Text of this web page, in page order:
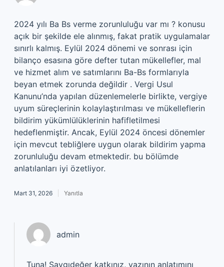
2024 yılı Ba Bs verme zorunluluğu var mı ? konusu
açık bir şekilde ele alınmış, fakat pratik uygulamalar
sınırlı kalmış. Eylül 2024 dönemi ve sonrası için
bilanço esasına göre defter tutan mükellefler, mal
ve hizmet alım ve satımlarını Ba-Bs formlarıyla
beyan etmek zorunda değildir . Vergi Usul
Kanunu’nda yapılan düzenlemelerle birlikte, vergiye
uyum süreçlerinin kolaylaştırılması ve mükelleflerin
bildirim yükümlülüklerinin hafifletilmesi
hedeflenmiştir. Ancak, Eylül 2024 öncesi dönemler
için mevcut tebliğlere uygun olarak bildirim yapma
zorunluluğu devam etmektedir. bu bölümde
anlatılanları iyi özetliyor.
Mart 31, 2026 Yanıtla
admin
Tuna! Saygıdeğer katkınız, yazının anlatımını